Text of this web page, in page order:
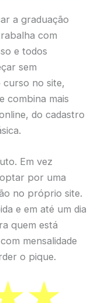
a graduação
com
e todos
sem
curso no site,
combina mais
do cadastro
Em vez
por uma
no próprio site.
e em até um dia
quem está
mensalidade
o pique.